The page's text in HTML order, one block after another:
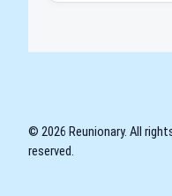
© 2026 Reunionary. All
reserved.